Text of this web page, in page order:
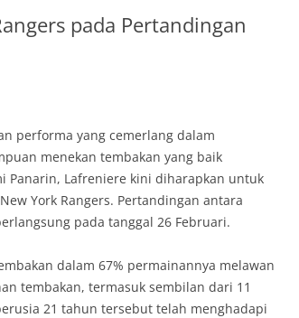
pada Pertandingan
performa yang cemerlang dalam
menekan tembakan yang baik
Panarin, Lafreniere kini diharapkan untuk
York Rangers. Pertandingan antara
pada tanggal 26 Februari.
dalam 67% permainannya melawan
tembakan, termasuk sembilan dari 11
21 tahun tersebut telah menghadapi